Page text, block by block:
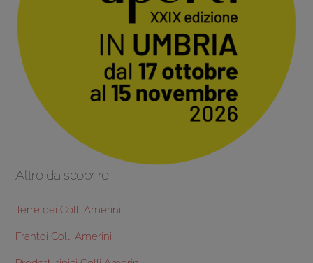
Altro da scoprire:
Terre dei Colli Amerini
Frantoi Colli Amerini